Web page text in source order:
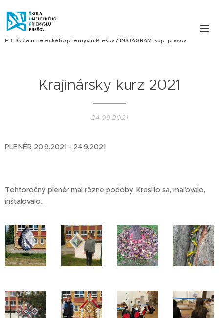
FB: Škola umeleckého priemyslu Prešov / INSTAGRAM: sup_presov
Krajinársky kurz 2021
24.09.2021
PLENÉR 20.9.2021 - 24.9.2021
Tohtoročný plenér mal rôzne podoby. Kreslilo sa, maľovalo,
inštalovalo...